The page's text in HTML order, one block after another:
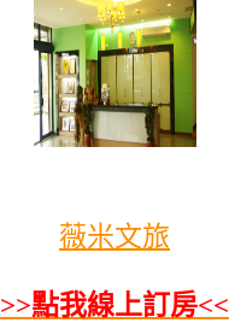
薇米文旅
>>點我線上訂房<<